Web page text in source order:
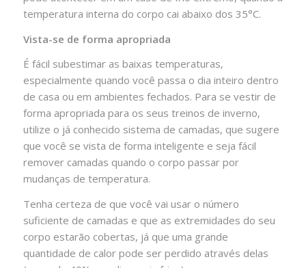
temperatura interna do corpo cai abaixo dos 35°C.
Vista-se de forma apropriada
É fácil subestimar as baixas temperaturas,
especialmente quando você passa o dia inteiro dentro
de casa ou em ambientes fechados. Para se vestir de
forma apropriada para os seus treinos de inverno,
utilize o já conhecido sistema de camadas, que sugere
que você se vista de forma inteligente e seja fácil
remover camadas quando o corpo passar por
mudanças de temperatura.
Tenha certeza de que você vai usar o número
suficiente de camadas e que as extremidades do seu
corpo estarão cobertas, já que uma grande
quantidade de calor pode ser perdido através delas